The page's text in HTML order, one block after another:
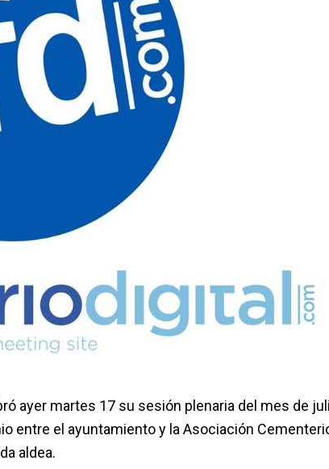
ayer martes 17 su sesión plenaria del mes de
entre el ayuntamiento y la Asociación
aldea.